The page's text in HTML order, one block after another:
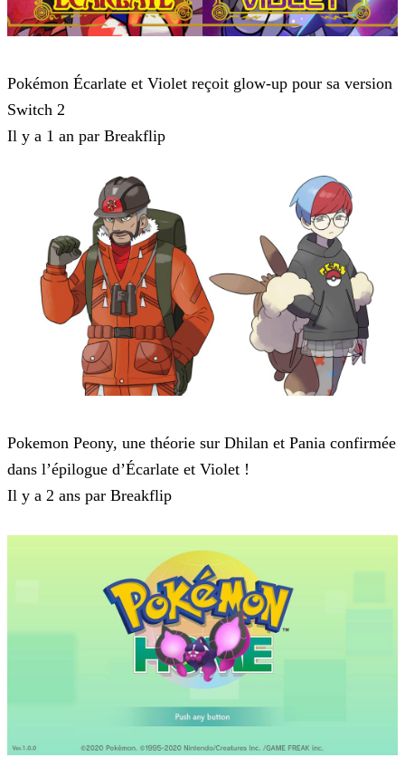
Pokémon Écarlate et Violet reçoit glow-up pour sa version
Switch 2
Il y a 1 an par Breakflip
Pokemon Peony, une théorie sur Dhilan et Pania confirmée
dans l’épilogue d’Écarlate et Violet !
Il y a 2 ans par Breakflip